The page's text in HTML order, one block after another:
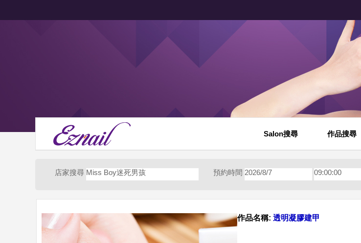
Salon搜尋 作品搜尋
店家搜尋 Miss Boy迷死男孩 預約時間 2026/8/7 09:00:00
作品名稱: 透明凝膠建甲